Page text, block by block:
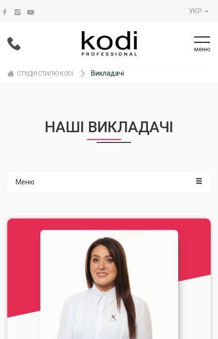
УКР
меню
СТУДІЯ СТИЛЮ KODI Викладачі
НАШІ ВИКЛАДАЧІ
Меню